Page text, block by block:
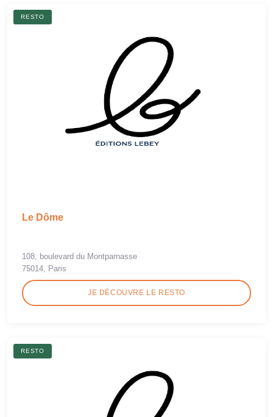
RESTO
Le Dôme
108, boulevard du Montparnasse
75014, Paris
JE DÉCOUVRE LE RESTO
RESTO